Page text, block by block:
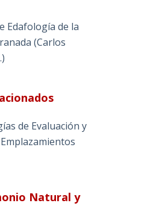
Edafología de la
(Carlos
de Evaluación y
Natural y